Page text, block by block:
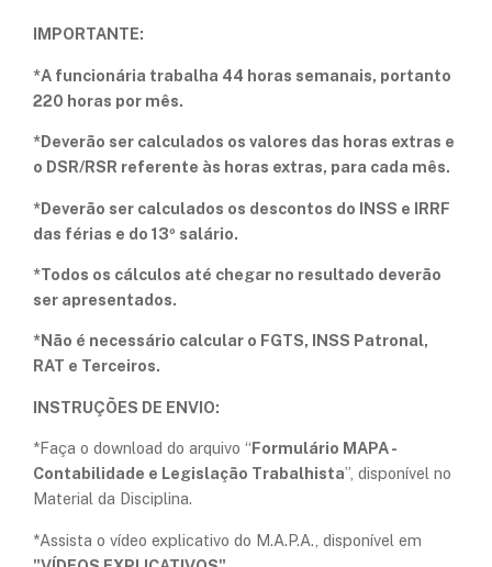
IMPORTANTE:
*A funcionária trabalha 44 horas semanais, portanto
220 horas por mês.
*Deverão ser calculados os valores das horas extras e
o DSR/RSR referente às horas extras, para cada mês.
*Deverão ser calculados os descontos do INSS e IRRF
das férias e do 13º salário.
*Todos os cálculos até chegar no resultado deverão
ser apresentados.
*Não é necessário calcular o FGTS, INSS Patronal,
RAT e Terceiros.
INSTRUÇÕES DE ENVIO:
​*Faça o download do arquivo “Formulário MAPA -
Contabilidade e Legislação Trabalhista”, disponível no
Material da Disciplina.
​​*Assista o vídeo explicativo do M.A.P.A., disponível em